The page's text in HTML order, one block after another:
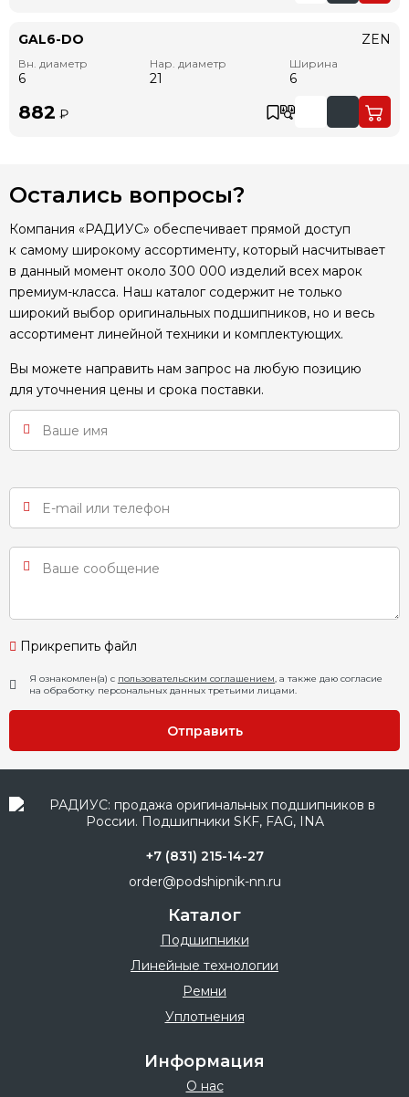
GAL6-DO
Вн. диаметр
6
Нар. диаметр
21
Ширина
6
ZEN
882 ₽
Остались вопросы?
Компания «РАДИУС» обеспечивает прямой доступ
к самому широкому ассортименту, который насчитывает
в данный момент около 300 000 изделий всех марок
премиум-класса. Наш каталог содержит не только
широкий выбор оригинальных подшипников, но и весь
ассортимент линейной техники и комплектующих.
Вы можете направить нам запрос на любую позицию
для уточнения цены и срока поставки.
Прикрепить файл
Я ознакомлен(а) с пользовательским соглашением, а также даю согласие
на обработку персональных данных третьими лицами.
Отправить
+7 (831) 215-14-27
order@podshipnik-nn.ru
Каталог
Подшипники
Линейные технологии
Ремни
Уплотнения
Информация
О нас